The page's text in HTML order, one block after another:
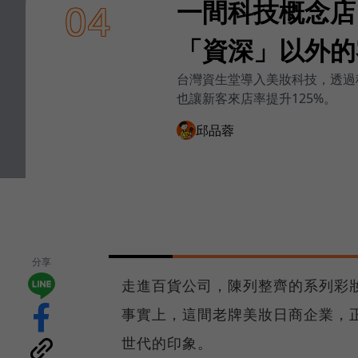
04
一間科技概念
「資深」以外
台灣資生堂導入美妝科技，透
也讓新客來店率提升125%。
邱品蓉
分享
走進百貨公司，陳列整齊的系列
事實上，這間老牌美妝日商企業，
世代的印象。